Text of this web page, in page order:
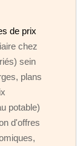
de prix
chez
sein
plans
potable)
d'offres